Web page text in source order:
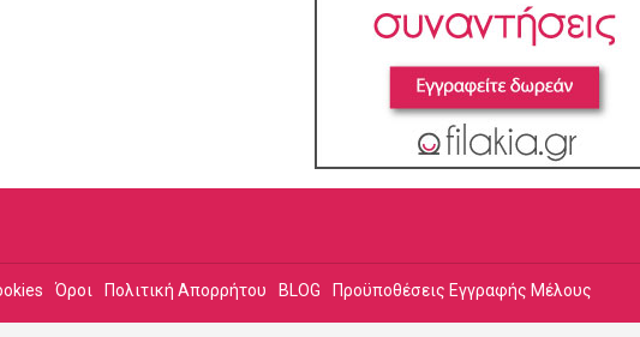
Όροι Πολιτική Απορρήτου BLOG Προϋποθέσεις Εγγραφής Μέλους